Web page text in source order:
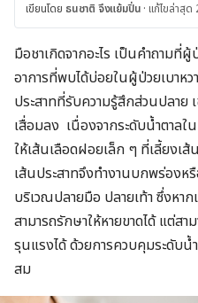
เขียนโดย ธนชาติ จึงแย้มปิ่น · แก้ไขล่าสุ
มือชาเกิดจากอะไร เป็นคำถามที่
อาการที่พบได้บ่อยในผู้ป่วยเบาห
ประสาทที่รับความรู้สึกส่วนปลาย
เสื่อมลง เนื่องจากระดับน้ำตาลใ
ให้เส้นเลือดฝอยเล็ก ๆ ที่เลี้ยงเ
เส้นประสาทจึงทำงานบกพร่องหรื
บริเวณปลายมือ ปลายเท้า ซึ่งหาก
สามารถรักษาให้หายขาดได้ แต่ส
รุนแรงได้ ด้วยการควบคุมระดับน้
สม